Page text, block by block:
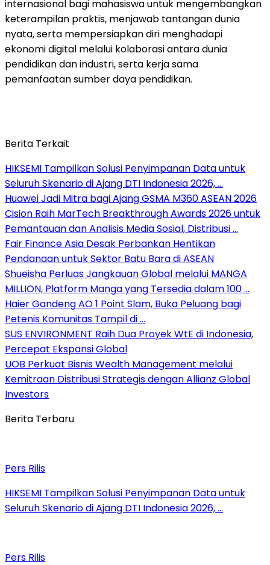
internasional bagi mahasiswa untuk mengembangkan
keterampilan praktis, menjawab tantangan dunia
nyata, serta mempersiapkan diri menghadapi
ekonomi digital melalui kolaborasi antara dunia
pendidikan dan industri, serta kerja sama
pemanfaatan sumber daya pendidikan.
Berita Terkait
HIKSEMI Tampilkan Solusi Penyimpanan Data untuk
Seluruh Skenario di Ajang DTI Indonesia 2026, …
Huawei Jadi Mitra bagi Ajang GSMA M360 ASEAN 2026
Cision Raih MarTech Breakthrough Awards 2026 untuk
Pemantauan dan Analisis Media Sosial, Distribusi …
Fair Finance Asia Desak Perbankan Hentikan
Pendanaan untuk Sektor Batu Bara di ASEAN
Shueisha Perluas Jangkauan Global melalui MANGA
MILLION, Platform Manga yang Tersedia dalam 100 …
Haier Gandeng AO 1 Point Slam, Buka Peluang bagi
Petenis Komunitas Tampil di …
SUS ENVIRONMENT Raih Dua Proyek WtE di Indonesia,
Percepat Ekspansi Global
UOB Perkuat Bisnis Wealth Management melalui
Kemitraan Distribusi Strategis dengan Allianz Global
Investors
Berita Terbaru
Pers Rilis
HIKSEMI Tampilkan Solusi Penyimpanan Data untuk
Seluruh Skenario di Ajang DTI Indonesia 2026, …
Pers Rilis